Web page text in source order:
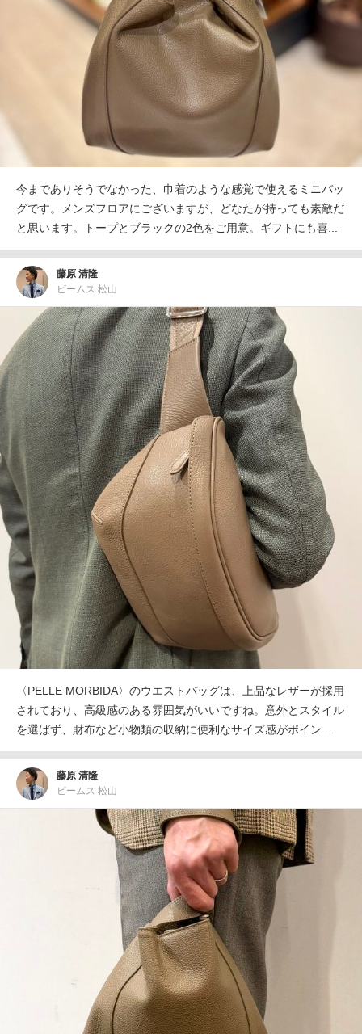
今までありそうでなかった、巾着のような感覚で使えるミニバッ
グです。メンズフロアにございますが、どなたが持っても素敵だ
と思います。トープとブラックの2色をご用意。ギフトにも喜...
藤原 清隆
ビームス 松山
〈PELLE MORBIDA〉のウエストバッグは、上品なレザーが採用
されており、高級感のある雰囲気がいいですね。意外とスタイル
を選ばず、財布など小物類の収納に便利なサイズ感がポイン...
藤原 清隆
ビームス 松山